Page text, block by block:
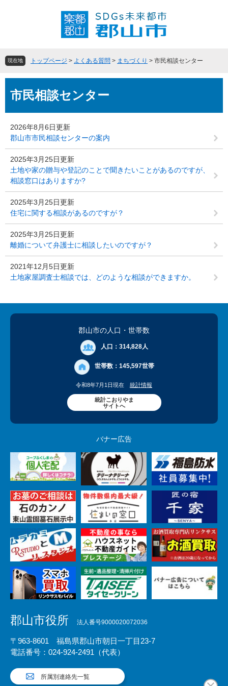
頭
す
飛
し
文
現在地 トップページ > よくある質問 > まちづくり > 市民相談センター
文市民相談センター
2026年8月6日更新
郡山市市民相談センターの案内
2025年3月25日更新
土地や家の贈与や登記のことで聞きたいことがあるのですが、
相談窓口はありますか?
2025年3月25日更新
住宅に関する相談があるのですが？
2025年3月25日更新
離婚について弁護士に相談したいのですが？
2021年12月5日更新
土地家屋調査士相談では、どのような相談ができますか。
郡山市の人口 ・世帯数
人口： 314,828人
世帯数： 145,597世帯
令和8年7月1日現在 統計情報
統計こおりやま
サイトへ
バナー広告
郡山市役所 法人番号9000020072036
〒963-8601 福島県郡山市朝日一丁目23-7
電話番号：024-924-2491（代表）
所属別連絡先一覧